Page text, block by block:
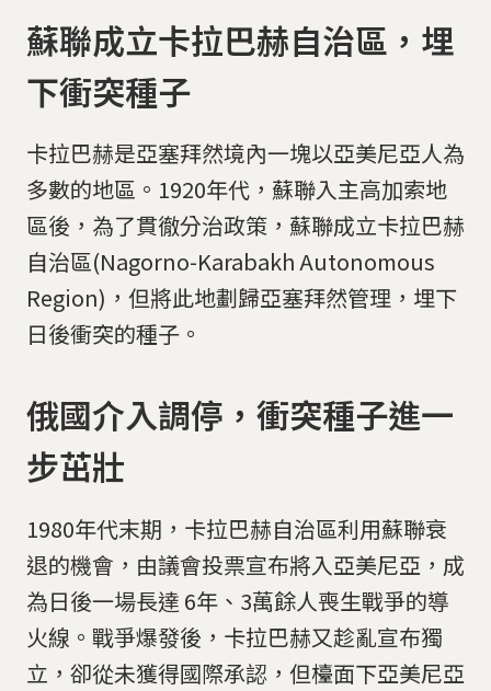
蘇聯成立卡拉巴赫自治區，埋
下衝突種子
卡拉巴赫是亞塞拜然境內一塊以亞美尼亞人為
多數的地區。1920年代，蘇聯入主高加索地
區後，為了貫徹分治政策，蘇聯成立卡拉巴赫
自治區(Nagorno-Karabakh Autonomous
Region)，但將此地劃歸亞塞拜然管理，埋下
日後衝突的種子。
俄國介入調停，衝突種子進一
步茁壯
1980年代末期，卡拉巴赫自治區利用蘇聯衰
退的機會，由議會投票宣布將入亞美尼亞，成
為日後一場長達 6年、3萬餘人喪生戰爭的導
火線。戰爭爆發後，卡拉巴赫又趁亂宣布獨
立，卻從未獲得國際承認，但檯面下亞美尼亞